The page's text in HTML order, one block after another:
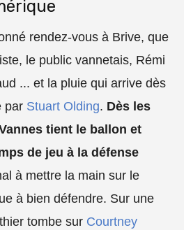
rendez-vous à Brive, que
le public vannetais, Rémi
... et la pluie qui arrive dès
par Stuart Olding. Dès les
tient le ballon et
de jeu à la défense
à mettre la main sur le
à bien défendre. Sur une
tombe sur Courtney